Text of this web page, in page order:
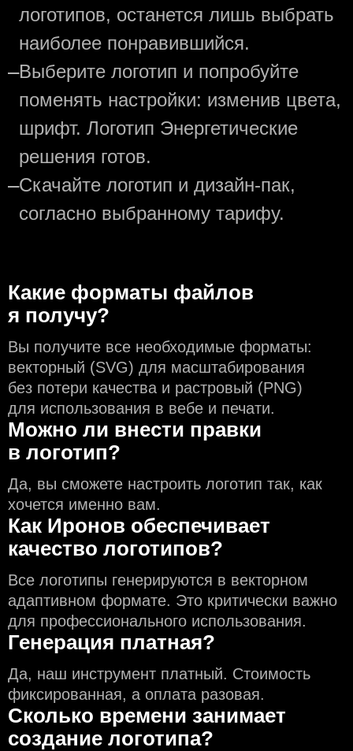
логотипов, останется лишь выбрать
наиболее понравившийся.
—Выберите логотип и попробуйте
поменять настройки: изменив цвета,
шрифт. Логотип Энергетические
решения готов.
—Скачайте логотип и дизайн-пак,
согласно выбранному тарифу.
Какие форматы файлов
я получу?
Вы получите все необходимые форматы:
векторный (SVG) для масштабирования
без потери качества и растровый (PNG)
для использования в вебе и печати.
Можно ли внести правки
в логотип?
Да, вы сможете настроить логотип так, как
хочется именно вам.
Как Иронов обеспечивает
качество логотипов?
Все логотипы генерируются в векторном
адаптивном формате. Это критически важно
для профессионального использования.
Генерация платная?
Да, наш инструмент платный. Стоимость
фиксированная, а оплата разовая.
Сколько времени занимает
создание логотипа?